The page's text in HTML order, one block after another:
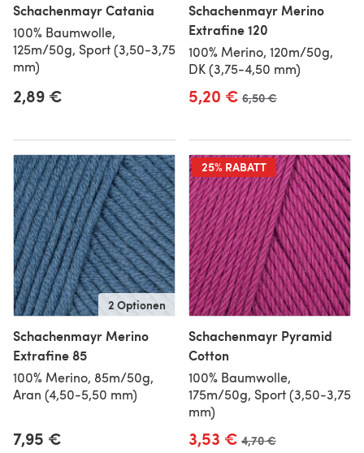
Schachenmayr Catania
100% Baumwolle,
125m/50g, Sport (3,50-3,75
mm)
2,89 €
Schachenmayr Merino
Extrafine 120
100% Merino, 120m/50g,
DK (3,75-4,50 mm)
5,20 € Alter Preis
6,50 €
2 Optionen
Schachenmayr Merino
Extrafine 85
100% Merino, 85m/50g,
Aran (4,50-5,50 mm)
7,95 €
25% RABATT
Schachenmayr Pyramid
Cotton
100% Baumwolle,
175m/50g, Sport (3,50-3,75
mm)
3,53 € Alter Preis
4,70 €